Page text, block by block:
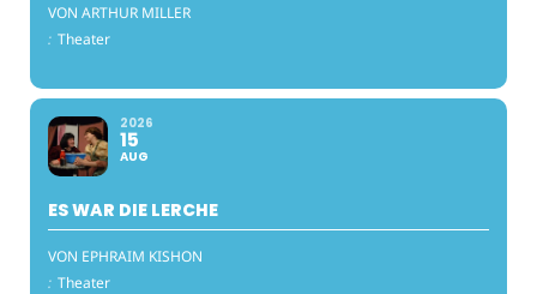
VON ARTHUR MILLER
: Theater
2026
15
AUG
ES WAR DIE LERCHE
VON EPHRAIM KISHON
: Theater